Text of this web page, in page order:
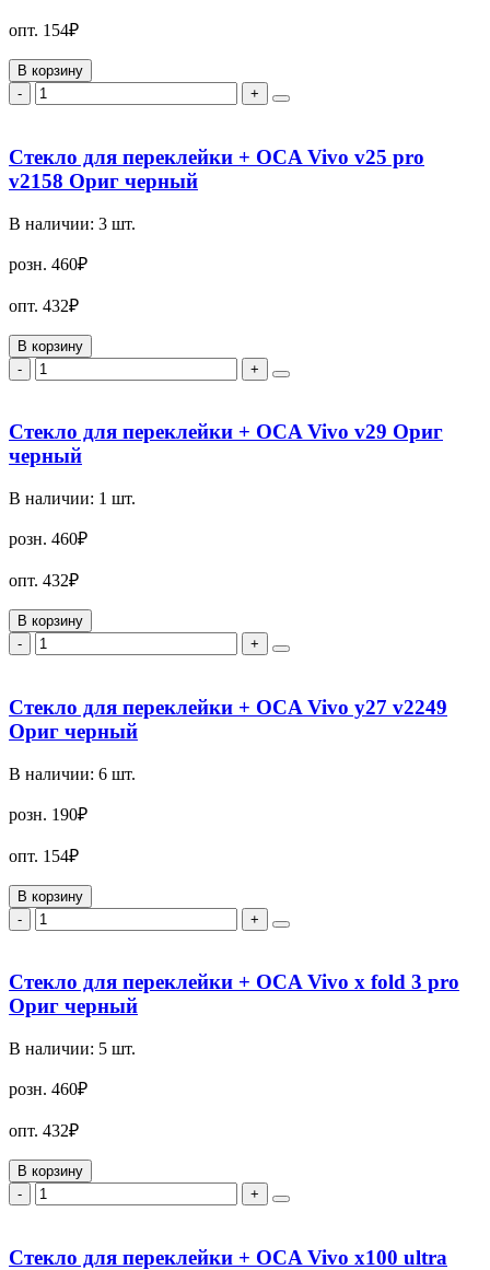
опт. 154₽
В корзину
-
+
Стекло для переклейки + OCA Vivo v25 pro
v2158 Ориг черный
В наличии: 3 шт.
розн. 460₽
опт. 432₽
В корзину
-
+
Стекло для переклейки + OCA Vivo v29 Ориг
черный
В наличии: 1 шт.
розн. 460₽
опт. 432₽
В корзину
-
+
Стекло для переклейки + OCA Vivo y27 v2249
Ориг черный
В наличии: 6 шт.
розн. 190₽
опт. 154₽
В корзину
-
+
Стекло для переклейки + OCA Vivo x fold 3 pro
Ориг черный
В наличии: 5 шт.
розн. 460₽
опт. 432₽
В корзину
-
+
Стекло для переклейки + OCA Vivo x100 ultra